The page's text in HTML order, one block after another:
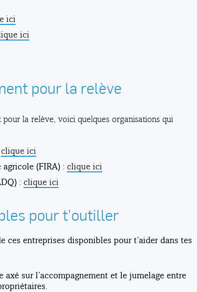
ici
ici
pour la relève
la relève, voici quelques organisations qui
clique ici
(FIRA) : clique ici
: clique ici
pour t’outiller
ces entreprises disponibles pour t’aider dans tes
axé sur l’accompagnement et le jumelage entre